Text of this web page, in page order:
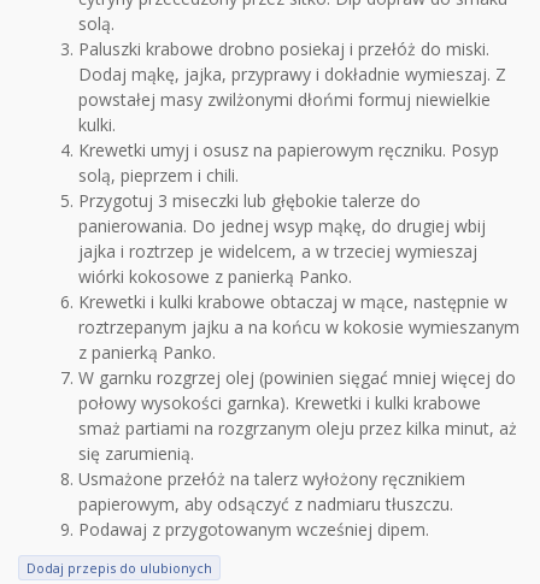
solą.
Paluszki krabowe drobno posiekaj i przełóż do miski.
Dodaj mąkę, jajka, przyprawy i dokładnie wymieszaj. Z
powstałej masy zwilżonymi dłońmi formuj niewielkie
kulki.
Krewetki umyj i osusz na papierowym ręczniku. Posyp
solą, pieprzem i chili.
Przygotuj 3 miseczki lub głębokie talerze do
panierowania. Do jednej wsyp mąkę, do drugiej wbij
jajka i roztrzep je widelcem, a w trzeciej wymieszaj
wiórki kokosowe z panierką Panko.
Krewetki i kulki krabowe obtaczaj w mące, następnie w
roztrzepanym jajku a na końcu w kokosie wymieszanym
z panierką Panko.
W garnku rozgrzej olej (powinien sięgać mniej więcej do
połowy wysokości garnka). Krewetki i kulki krabowe
smaż partiami na rozgrzanym oleju przez kilka minut, aż
się zarumienią.
Usmażone przełóż na talerz wyłożony ręcznikiem
papierowym, aby odsączyć z nadmiaru tłuszczu.
Podawaj z przygotowanym wcześniej dipem.
Dodaj przepis do ulubionych